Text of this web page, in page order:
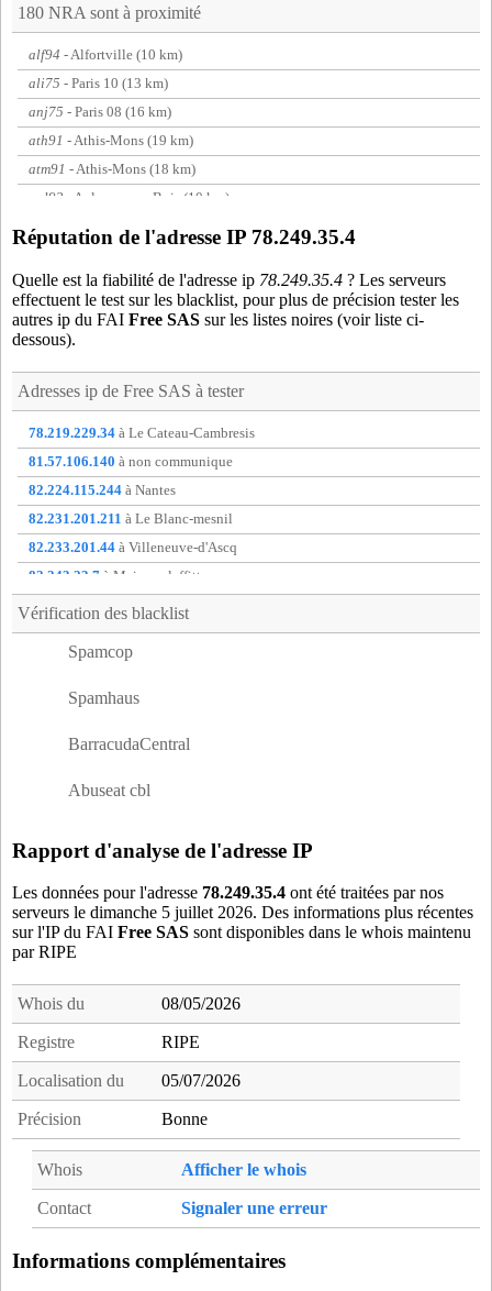
180 NRA sont à proximité
alf94 - Alfortville (10 km)
ali75 - Paris 10 (13 km)
anj75 - Paris 08 (16 km)
ath91 - Athis-Mons (19 km)
atm91 - Athis-Mons (18 km)
aul93 - Aulnay-sous-Bois (10 km)
aur75
- Paris 13 (13 km)
avi93 - Le Bourget (12 km)
bar75
- Paris 15 (17 km)
bas75- Paris 16 (19 km)
bdv75- Paris 03 (13 km)
bdy93- Bondy (7 km)
bea75- Paris 08 (16 km)
bgl93 - Bagnolet (9 km)
blm93- Le Blanc-mesnil (11 km)
bne75- Paris 14 (14 km)
bny93- Bobigny (8 km)
bob75- Paris 13 (13 km)
bos94- Creteil (8 km)
- Brie-Comte-Robert (18 km)
- Boussy-saint-antoine (19 km)
- Cachan (16 km)
cas75- Paris 15 (17 km)
cev75
- Paris 15 (17 km)
cha75- Paris 15 (17 km)
chc77 - Chelles (6 km)
cho94 - Choisy-le-Roi (13 km)
chp75- Paris 18 (15 km)
chs77
chy94- Chevilly-Larue (16 km)
cla77 - Claye-Souilly (16 km)
cnv94- Chennevieres-sur-Marne (6 km)
col77- Collegien (10 km)
cou75
cou93- La Courneuve (13 km)
cpy94- Champigny-sur-marne (4 km)
Réputation de l'adresse IP 78.249.35.4
Quelle est la fiabilité de l'adresse ip 78.249.35.4 ? Les serveurs
effectuent le test sur les blacklist, pour plus de précision tester les
autres ip du FAI Free SAS sur les listes noires (voir liste ci-
dessous).
Adresses ip de Free SAS à tester
78.219.229.34 à Le Cateau-Cambresis
81.57.106.140 à non communique
82.224.115.244 à Nantes
82.231.201.211 à Le Blanc-mesnil
82.233.201.44 à Villeneuve-d'Ascq
82.243.23.7 à Maisons-laffitte
82.249.23.158
à non communique
82.250.40.96à non communique
88.169.170.193à Lorient
213.228.3.8
à non communique
Vérification des blacklist
Spamcop
Spamhaus
BarracudaCentral
Abuseat cbl
Rapport d'analyse de l'adresse IP
Les données pour l'adresse 78.249.35.4 ont été traitées par nos
serveurs le dimanche 5 juillet 2026. Des informations plus récentes
sur l'IP du FAI Free SAS sont disponibles dans le whois maintenu
par RIPE
Whois du 08/05/2026
Registre RIPE
Localisation du 05/07/2026
Précision Bonne
Whois Afficher le whois
Contact Signaler une erreur
Informations complémentaires